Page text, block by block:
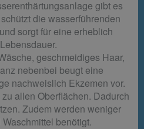
gibt es
die wasserführenden
sorgt für eine erheblich
geschmeidiges Haar,
nebenbei beugt eine
nachweislich Ekzemen vor.
allen Oberflächen. Dadurch
Zudem werden weniger
benötigt.